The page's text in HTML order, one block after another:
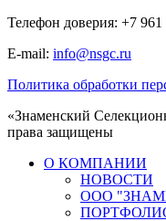
Телефон доверия: +7 961
E-mail: info@nsgc.ru
Политика обработки
«Знаменский
права защищены
О КОМПАНИИ
НОВОСТИ
ООО